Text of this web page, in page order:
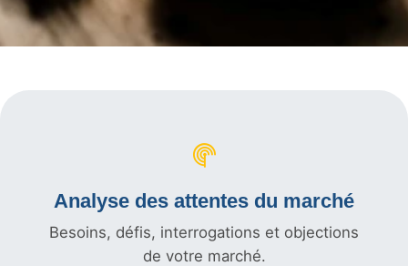
Analyse des attentes du marché
Besoins, défis, interrogations et objections
de votre marché.